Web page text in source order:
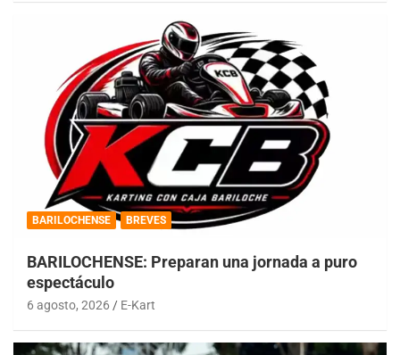
BARILOCHENSE BREVES
BARILOCHENSE: Preparan una jornada a puro
espectáculo
6 agosto, 2026 E-Kart